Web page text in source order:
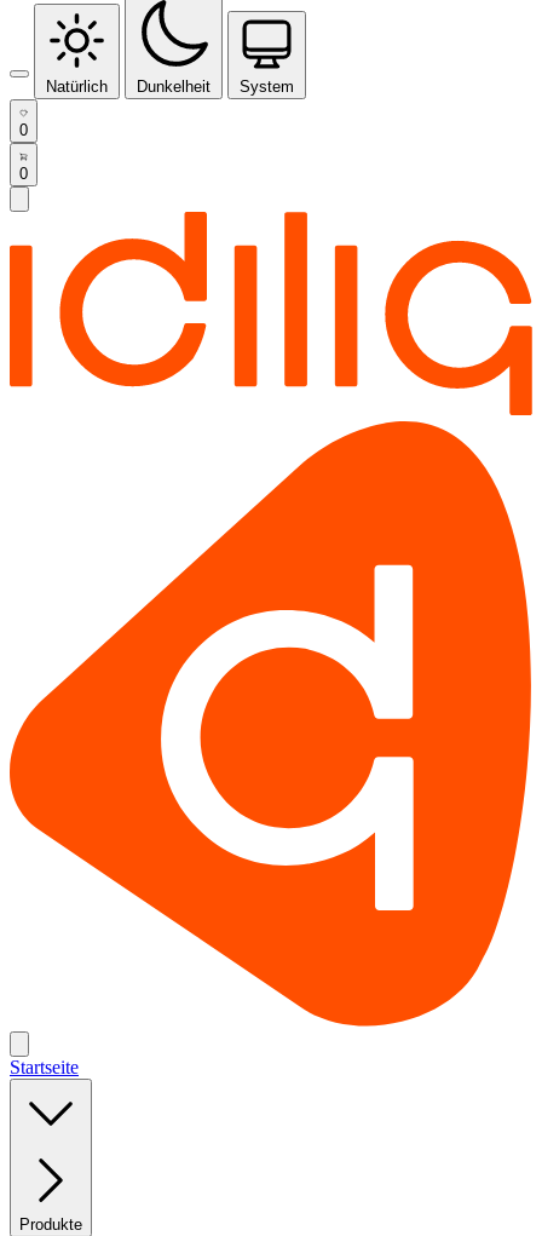
Natürlich Dunkelheit System
0
0
Startseite
Produkte